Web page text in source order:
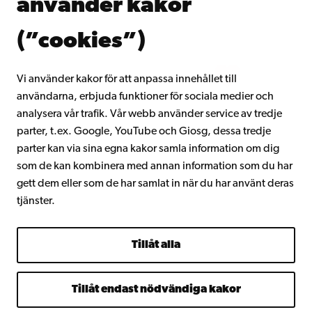
använder kakor
(”cookies”)
Vi använder kakor för att anpassa innehållet till
användarna, erbjuda funktioner för sociala medier och
analysera vår trafik. Vår webb använder service av tredje
parter, t.ex. Google, YouTube och Giosg, dessa tredje
parter kan via sina egna kakor samla information om dig
som de kan kombinera med annan information som du har
gett dem eller som de har samlat in när du har använt deras
tjänster.
Tillåt alla
Tillåt endast nödvändiga kakor
Gå med i Åbo Akademis alumnnätverk
Intranätet
Facebook InstagramYouTube LinkedIn Blog Snapchat